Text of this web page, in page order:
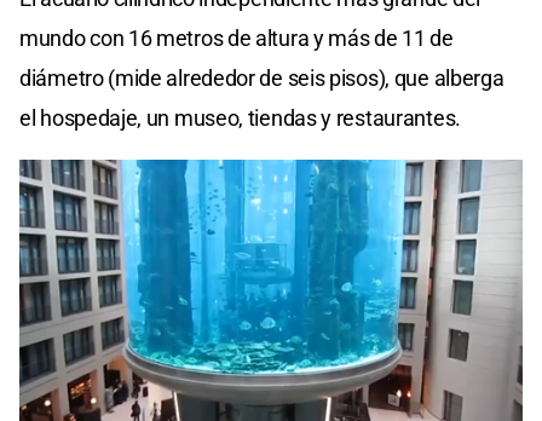
mundo con 16 metros de altura y más de 11 de
diámetro (mide alrededor de seis pisos), que alberga
el hospedaje, un museo, tiendas y restaurantes.